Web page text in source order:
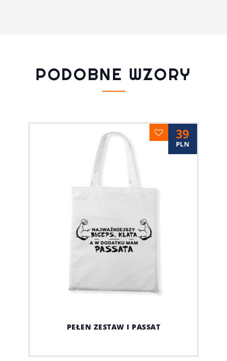
PODOBNE WZORY
39
PLN
PEŁEN ZESTAW I PASSAT